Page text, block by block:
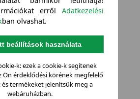
errőlAdatkezelési
ban olvashat.
beállítások használata
k: ezek a cookie-k segítenek
Ön érdeklődési körének megfelelő
termékeket jelenítsük meg a
webáruházban.